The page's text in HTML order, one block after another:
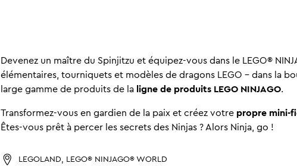
Devenez un maître du Spinjitzu et équipez-vous dans le LEGO®
élémentaires, tourniquets et modèles de dragons LEGO - dans la
large gamme de produits de la ligne de produits LEGO NINJAGO.
Transformez-vous en gardien de la paix et créez votre propre mini-
Êtes-vous prêt à percer les secrets des Ninjas ? Alors Ninja, go !
LEGOLAND, LEGO® NINJAGO® WORLD